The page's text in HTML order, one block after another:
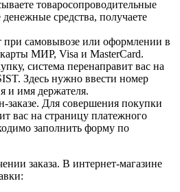
товаросопроводительные
средства, получаете
при самовывозе или оформлении в
МИР, Visa и MasterCard.
система перенаправит вас на
Здесь нужно ввести номер
и имя держателя.
Для совершения покупки
вас на страницу платежного
заполнить форму по
заказа. В интернет-магазине